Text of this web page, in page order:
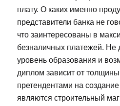
плату. О каких именно
представители банка не
что заинтересованы в
безналичных платежей. Не
уровень образования и
диплом зависит от
претендентами на
являются строительный